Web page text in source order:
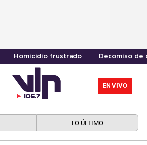
Homicidio frustrado Decomiso de
EN VIVO
LO ÚLTIMO